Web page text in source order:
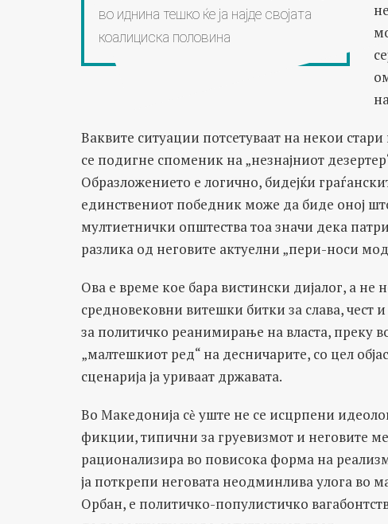
во иднина тешко ќе ја најде својата
коалициска половина
Ваквите ситуации потсетуваат на некои
се подигне споменик на „незнајниот
Образложението е логично, бидејќи
единствениот победник може да биде oној
мултиетнички општества тоа значи дека
разлика од неговите актуелни „пери-носи
Ова е време кое бара вистински дијалог, а не
средновековни витешки битки за слава, чест
за политичко реанимирање на власта, преку
„малтешкиот ред“ на десничарите, со цел
сценарија ја уриваат државата.
Во Македонија сѐ уште не се исцрпени
фикции, типични за груевизмот и неговите
рационализира во повисока форма на
ја поткрепи неговата неодминлива улога во
Орбан, е политичко-популистичко